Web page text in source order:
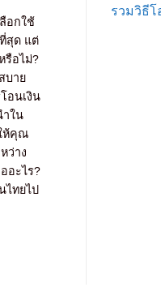
อกใช้
สุด แต่
รือไม่?
บาย
อนเงิน
ำใน
ห้คุณ
ว่าง
อะไร?
ไทยไป
รวมวิธีโ